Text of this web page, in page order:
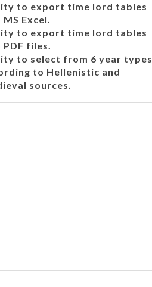
to export time lord tables
Excel.
to export time lord tables
PDF files.
to select from 6 year types
to Hellenistic and
sources.